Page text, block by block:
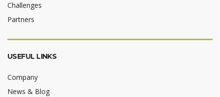
Challenges
Partners
USEFUL LINKS
Company
News & Blog